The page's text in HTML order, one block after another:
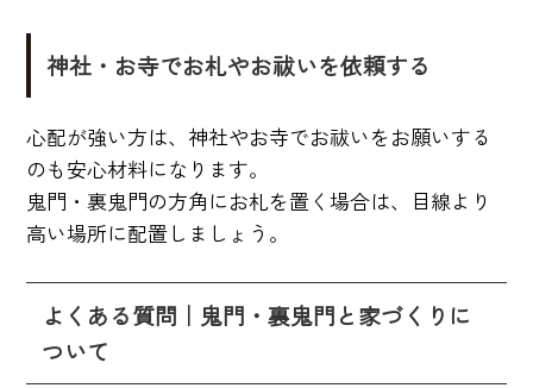
神社・お寺でお札やお祓いを依頼する
心配が強い方は、神社やお寺でお祓いをお願いする
のも安心材料になります。
鬼門・裏鬼門の方角にお札を置く場合は、目線より
高い場所に配置しましょう。
よくある質問｜鬼門・裏鬼門と家づくりに
ついて